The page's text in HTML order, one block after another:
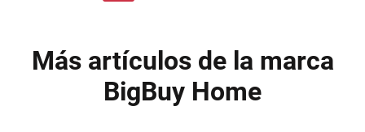
Más artículos de la marca
BigBuy Home